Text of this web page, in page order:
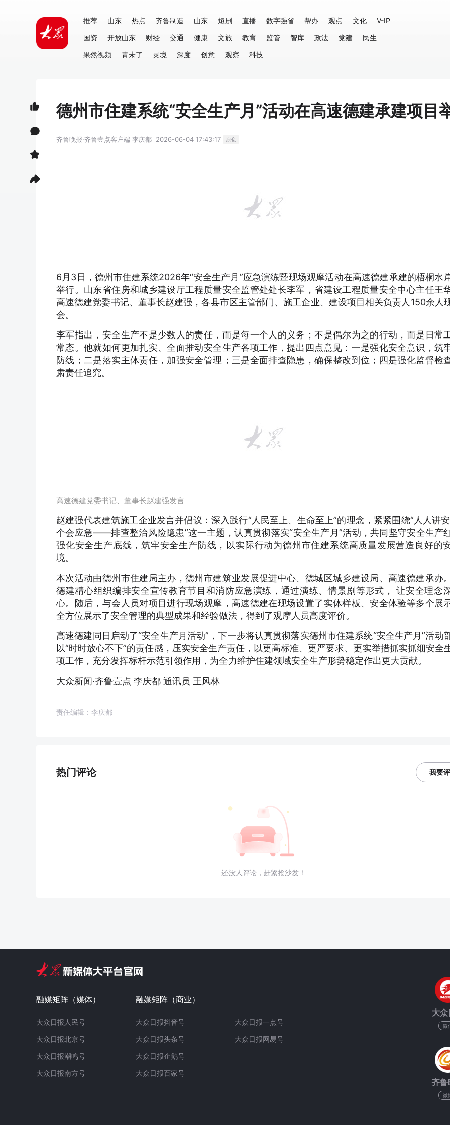
推荐 山东 热点 齐鲁制造 山东 短剧 直播 数字强省 帮办 观点 文化
V-IP
国资
开放山东 财经 交通 健康 文旅 教育 监管 智库 政法 党建
民生
果然视频
青未了 灵境 深度 创意 观察 科技
德州市住建系统“安全生产月”活动在高速德建承建项目
齐鲁晚报·齐鲁壹点客户端 李庆都 2026-06-04 17:43:17 原创
6月3日，德州市住建系统2026年“安全生产月”应急演练暨现场观摩活动在高速德建承建的梧桐水
举行。山东省住房和城乡建设厅工程质量安全监管处处长李军，省建设工程质量安全中心主任王
高速德建党委书记、董事长赵建强，各县市区主管部门、施工企业、建设项目相关负责人150余人
会。
李军指出，安全生产不是少数人的责任，而是每一个人的义务；不是偶尔为之的行动，而是日常
常态。他就如何更加扎实、全面推动安全生产各项工作，提出四点意见：一是强化安全意识，筑
防线；二是落实主体责任，加强安全管理；三是全面排查隐患，确保整改到位；四是强化监督检
肃责任追究。
高速德建党委书记、董事长赵建强发言
赵建强代表建筑施工企业发言并倡议：深入践行“人民至上、生命至上”的理念，紧紧围绕“人人讲
个会应急——排查整治风险隐患”这一主题，认真贯彻落实“安全生产月”活动，共同坚守安全生产
强化安全生产底线，筑牢安全生产防线，以实际行动为德州市住建系统高质量发展营造良好的
境。
本次活动由德州市住建局主办，德州市建筑业发展促进中心、德城区城乡建设局、高速德建承办
德建精心组织编排安全宣传教育节目和消防应急演练，通过演练、情景剧等形式， 让安全理念
心。随后，与会人员对项目进行现场观摩，高速德建在现场设置了实体样板、安全体验等多个展
全方位展示了安全管理的典型成果和经验做法，得到了观摩人员高度评价。
高速德建同日启动了“安全生产月活动”，下一步将认真贯彻落实德州市住建系统“安全生产月”活动
以“时时放心不下”的责任感，压实安全生产责任，以更高标准、更严要求、更实举措抓实抓细安全
项工作，充分发挥标杆示范引领作用，为全力维护住建领域安全生产形势稳定作出更大贡献。
大众新闻·齐鲁壹点 李庆都 通讯员 王风林
责任编辑：李庆都
热门评论 我要
还没人评论，赶紧抢沙发！
融媒矩阵（媒体）
大众日报人民号
大众日报北京号
大众日报潮鸣号
大众日报南方号
融媒矩阵（商业）
大众日报抖音号
大众日报头条号
大众日报企鹅号
大众日报百家号
大众日报一点号
大众日报网易号
大
微
齐鲁
微